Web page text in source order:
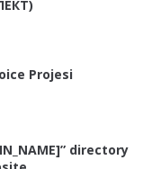
Projesi
directory